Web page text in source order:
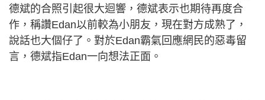
德斌的合照引起很大迴響，德斌表示也期待再度合
作，稱讚Edan以前較為小朋友，現在對方成熟了，
說話也大個仔了。對於Edan霸氣回應網民的惡毒留
言，德斌指Edan一向想法正面。